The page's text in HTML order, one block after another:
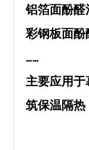
铝箔面酚醛
彩钢板面酚
……
主要应用
筑保温隔热